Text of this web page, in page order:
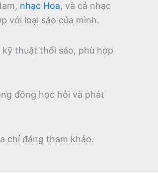
nhạc Hoa, và cả nhạc
với loại sáo của mình.
thuật thổi sáo, phù hợp
đồng học hỏi và phát
chỉ đáng tham khảo.